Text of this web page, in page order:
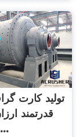
تولید کارت
قدرتمند
ایسوس ...